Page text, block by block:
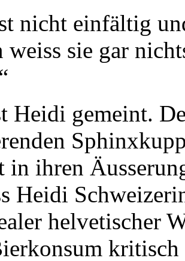
nicht einfältig
weiss sie gar
Heidi gemeint.
in ihren
Heidi
helvetischer